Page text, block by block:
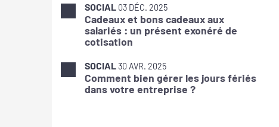
SOCIAL 03 DÉC. 2025
Cadeaux et bons cadeaux aux
salariés : un présent exonéré de
cotisation
SOCIAL 30 AVR. 2025
Comment bien gérer les jours fériés
dans votre entreprise ?